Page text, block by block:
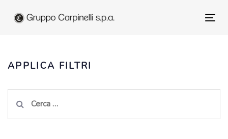
links
to
Skip
content
APPLICA FILTRI
per: